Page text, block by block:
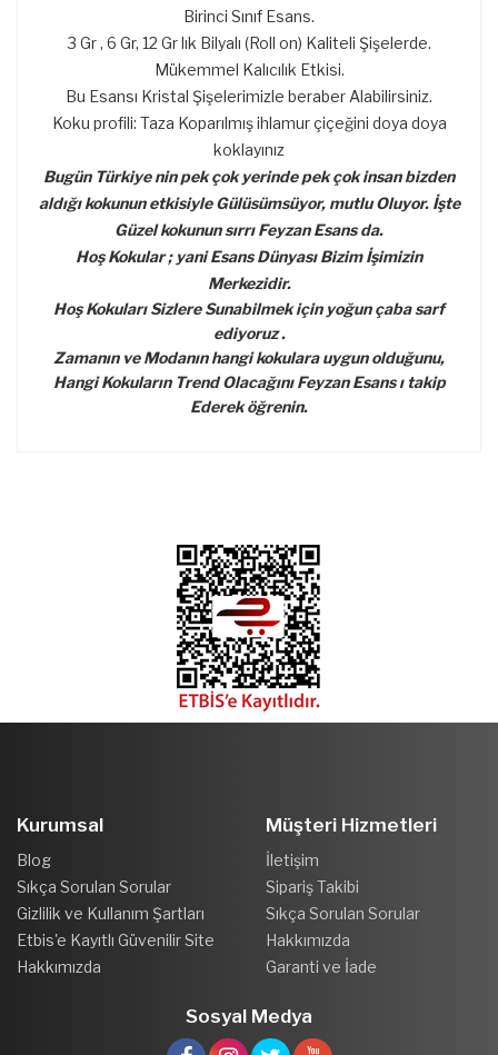
Birinci Sınıf Esans.
3 Gr , 6 Gr, 12 Gr lık Bilyalı (Roll on) Kaliteli Şişelerde.
Mükemmel Kalıcılık Etkisi.
Bu Esansı Kristal Şişelerimizle beraber Alabilirsiniz.
Koku profili: Taza Koparılmış ihlamur çiçeğini doya doya
koklayınız
Bugün Türkiye nin pek çok yerinde pek çok insan bizden
aldığı kokunun etkisiyle Gülüsümsüyor, mutlu Oluyor. İşte
Güzel kokunun sırrı Feyzan Esans da.
Hoş Kokular ; yani Esans Dünyası Bizim İşimizin
Merkezidir.
Hoş Kokuları Sizlere Sunabilmek için yoğun çaba sarf
ediyoruz .
Zamanın ve Modanın hangi kokulara uygun olduğunu,
Hangi Kokuların Trend Olacağını Feyzan Esans ı takip
Ederek öğrenin.
Kurumsal
Blog
Sıkça Sorulan Sorular
Gizlilik ve Kullanım Şartları
Etbis'e Kayıtlı Güvenilir Site
Hakkımızda
Müşteri Hizmetleri
İletişim
Sipariş Takibi
Sıkça Sorulan Sorular
Hakkımızda
Garanti ve İade
Sosyal Medya